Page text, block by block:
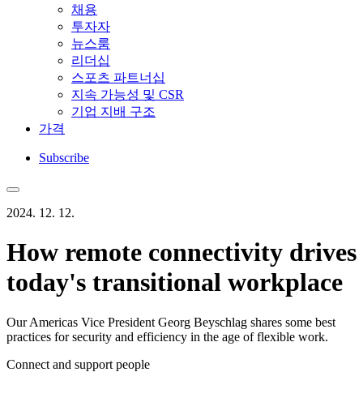
채용
투자자
뉴스룸
리더십
스포츠 파트너십
지속 가능성 및 CSR
기업 지배 구조
가격
Subscribe
2024. 12. 12.
How remote connectivity drives
today's transitional workplace
Our Americas Vice President Georg Beyschlag shares some best
practices for security and efficiency in the age of flexible work.
Connect and support people